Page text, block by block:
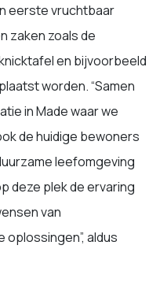
eerste vruchtbaar
zaken zoals de
en bijvoorbeeld
worden. “Samen
in Made waar we
de huidige bewoners
leefomgeving
deze plek de ervaring
van
aldus